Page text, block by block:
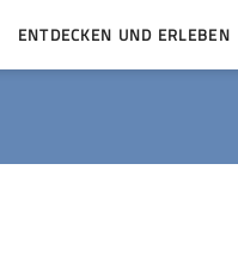
ENTDECKEN UND ERLEBEN